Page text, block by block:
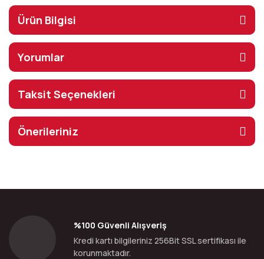
Ürün Bilgisi
Yorumlar
Taksit Seçenekleri
Önerileriniz
%100 Güvenli Alışveriş
Kredi kartı bilgileriniz 256Bit SSL sertifikası ile
korunmaktadır.